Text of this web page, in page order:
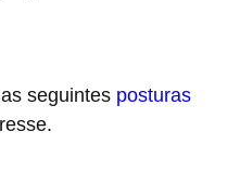
seguintes posturas